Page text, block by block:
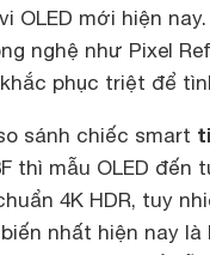
OLED mới hiện
nghệ như Pixel
phục triệt để
sánh chiếc smart
thì mẫu OLED
4K HDR, tuy
nhất hiện nay là